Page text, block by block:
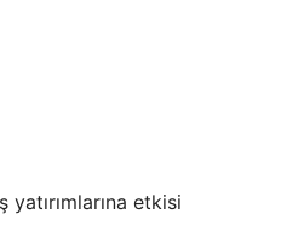
etkisi